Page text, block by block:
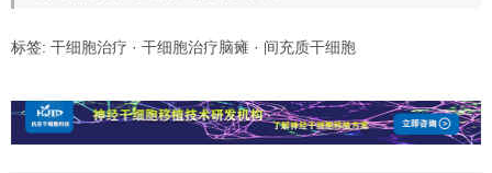
标签: 干细胞治疗 · 干细胞治疗脑瘫 · 间充质干细胞